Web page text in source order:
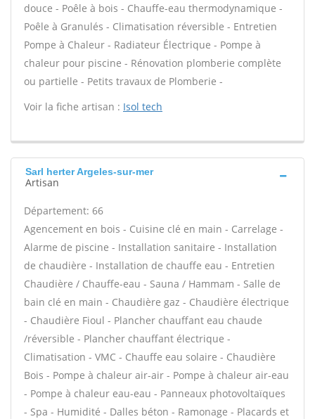
douce - Poêle à bois - Chauffe-eau thermodynamique -
Poêle à Granulés - Climatisation réversible - Entretien
Pompe à Chaleur - Radiateur Électrique - Pompe à
chaleur pour piscine - Rénovation plomberie complète
ou partielle - Petits travaux de Plomberie -
Voir la fiche artisan : Isol tech
Sarl herter Argeles-sur-mer
Artisan
Département: 66
Agencement en bois - Cuisine clé en main - Carrelage -
Alarme de piscine - Installation sanitaire - Installation
de chaudière - Installation de chauffe eau - Entretien
Chaudière / Chauffe-eau - Sauna / Hammam - Salle de
bain clé en main - Chaudière gaz - Chaudière électrique
- Chaudière Fioul - Plancher chauffant eau chaude
/réversible - Plancher chauffant électrique -
Climatisation - VMC - Chauffe eau solaire - Chaudière
Bois - Pompe à chaleur air-air - Pompe à chaleur air-eau
- Pompe à chaleur eau-eau - Panneaux photovoltaïques
- Spa - Humidité - Dalles béton - Ramonage - Placards et